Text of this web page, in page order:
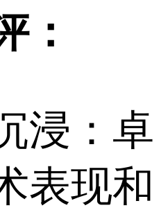
：
浸：卓
表现和